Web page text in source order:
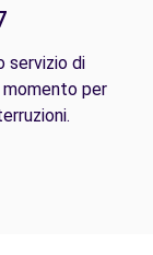
servizio di
momento per